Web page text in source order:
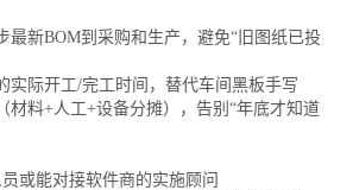
最新BOM到采购和生产，避免“旧图纸已投
实际开工/完工时间，替代车间黑板手写
材料+人工+设备分摊），告别“年底才知道
或能对接软件商的实施顾问